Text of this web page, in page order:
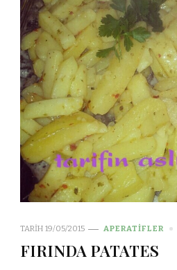
TARIH 19/05/2015 APERATİFLER
FIRINDA PATATES